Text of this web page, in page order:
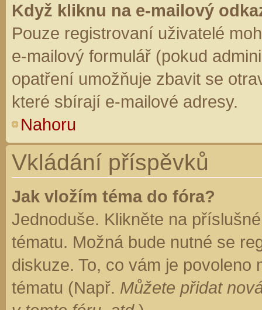
Když kliknu na e-mailový
Pouze registrovaní uživatelé
e-mailový formulář (pokud
opatření umožňuje zbavit se
které sbírají e-mailové adresy.
Nahoru
Vkládání příspěvků
Jak vložím téma do fóra?
Jednoduše. Klikněte na
tématu. Možná bude nutné se
diskuze. To, co vám je
tématu (Např. Můžete přidat